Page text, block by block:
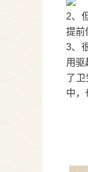
2、
提前
3、
用驱
了
中，